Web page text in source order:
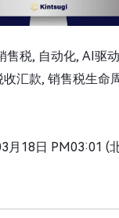
售税, 自动化, AI驱
汇款, 销售税生命
月18日 PM03:01 (